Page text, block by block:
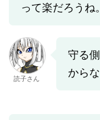
って楽だろうね。
読子さん
守る
から